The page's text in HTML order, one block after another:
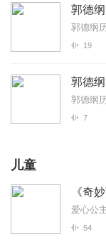
郭德
19
郭德
7
儿童
《奇
爱心公
54